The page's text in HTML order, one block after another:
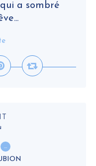
a sombré
…